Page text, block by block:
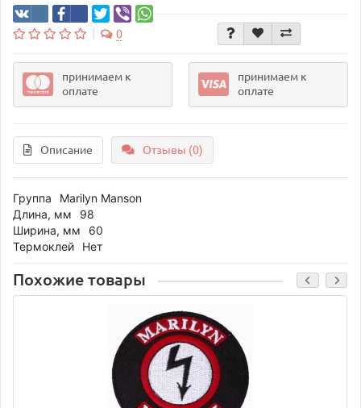
0
принимаем к
оплате
принимаем к
оплате
Описание Отзывы (0)
Группа
Marilyn Manson
Длина, мм
98
Ширина, мм
60
Термоклей
Нет
Похожие товары